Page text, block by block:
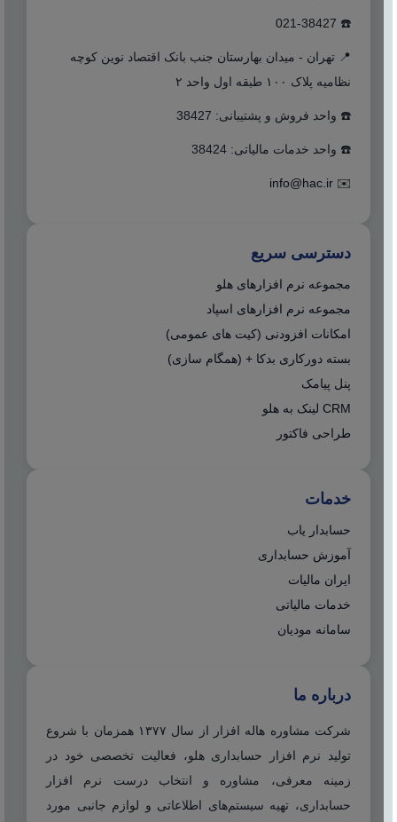
☎️ 021-38427
📍 تهران - میدان بهارستان جنب بانک اقتصاد نوین کوچه
نظامیه پلاک ۱۰۰ طبقه اول واحد ۲
☎️ واحد فروش و پشتیبانی: 38427
☎️ واحد خدمات مالیاتی: 38424
✉️
info@hac.ir
دسترسی سریع
مجموعه نرم افزارهای هلو
مجموعه نرم افزارهای اسپاد
امکانات افزودنی (کیت های عمومی)
بسته دورکاری بدکا + (همگام سازی)
پنل پیامک
CRM لینک به هلو
طراحی فاکتور
خدمات
حسابدار یاب
آموزش حسابداری
ایران مالیات
خدمات مالیاتی
سامانه مودیان
درباره ما
شرکت مشاوره هاله افزار از سال ۱۳۷۷ همزمان با شروع
تولید نرم افزار حسابداری هلو، فعالیت تخصصی خود در
زمینه معرفی، مشاوره و انتخاب درست نرم افزار
حسابداری، تهیه سیستم‌های اطلاعاتی و لوازم جانبی مورد